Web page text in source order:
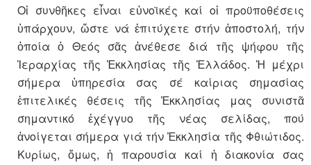
Οἱ συνθῆκες εἶναι εὐνοϊκές καί οἱ προϋποθέσεις
ὑπάρχουν, ὥστε νά ἐπιτύχετε στήν ἀποστολή, τήν
ὁποία ὁ Θεός σᾶς ἀνέθεσε διά τῆς ψήφου τῆς
Ἱεραρχίας τῆς Ἐκκλησίας τῆς Ἑλλάδος. Ἡ μέχρι
σήμερα ὑπηρεσία σας σέ καίριας σημασίας
ἐπιτελικές θέσεις τῆς Ἐκκλησίας μας συνιστᾶ
σημαντικό ἐχέγγυο τῆς νέας σελίδας, πού
ἀνοίγεται σήμερα γιά τήν Ἐκκλησία τῆς Φθιώτιδος.
Κυρίως, ὅμως, ἡ παρουσία καί ἡ διακονία σας